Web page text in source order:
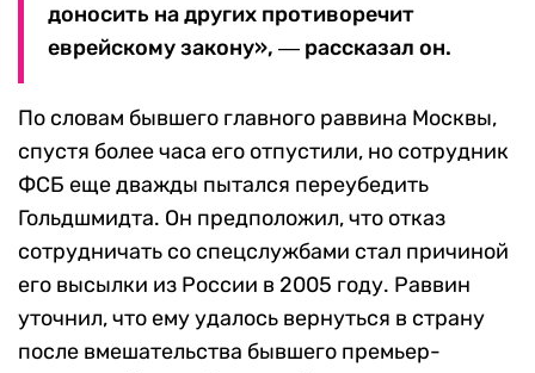
доносить на других противоречит
еврейскому закону», ― рассказал он.
По словам бывшего главного раввина Москвы,
спустя более часа его отпустили, но сотрудник
ФСБ еще дважды пытался переубедить
Гольдшмидта. Он предположил, что отказ
сотрудничать со спецслужбами стал причиной
его высылки из России в 2005 году. Раввин
уточнил, что ему удалось вернуться в страну
после вмешательства бывшего премьер-